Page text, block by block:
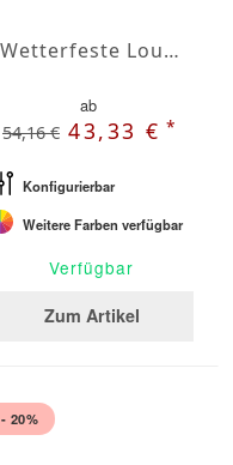
Wetterfeste Lounge-Sitzkissen nach Maß Agora
ab
54,16 € 43,33 €*
Konfigurierbar
Weitere Farben verfügbar
Verfügbar
Zum Artikel
- 20%